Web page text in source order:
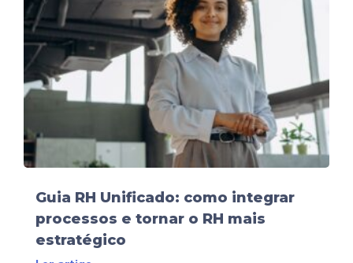
Guia RH Unificado: como integrar
processos e tornar o RH mais
estratégico